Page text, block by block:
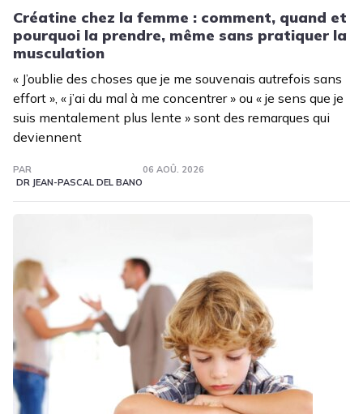
Créatine chez la femme : comment, quand et
pourquoi la prendre, même sans pratiquer la
musculation
« J’oublie des choses que je me souvenais autrefois sans
effort », « j’ai du mal à me concentrer » ou « je sens que je
suis mentalement plus lente » sont des remarques qui
deviennent
PAR
DR JEAN-PASCAL DEL BANO
06 AOÛ. 2026